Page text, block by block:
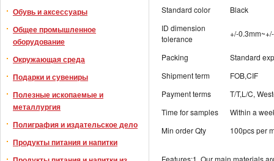
Обувь и аксессуары
Общее промышленное
оборудование
Окружающая среда
Подарки и сувениры
Полезные ископаемые и
металлургия
Полиграфия и издательское дело
Продукты питания и напитки
Standard color
Black
ID dimension
tolerance
+/-
Packing
Standard
Shipment term
FOB,CIF
Payment terms
T/T,L/C,
Time for samples
Within a
Min order Qty
100pcs per
Features:1. Our main materials